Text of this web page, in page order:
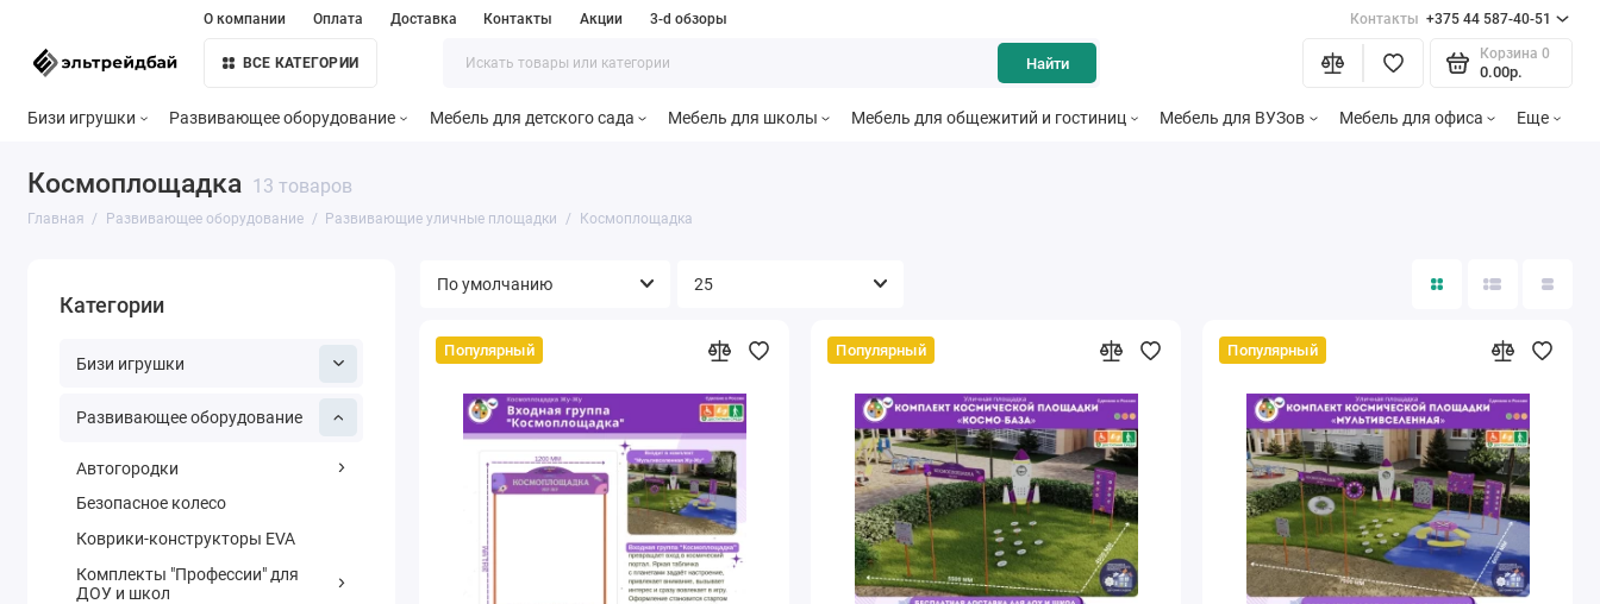
О компании Оплата Доставка Контакты Акции 3-d обзоры Контакты +375 44 587-40-51
ВСЕ КАТЕГОРИИ Найти
Корзина 0
0.00р.
Бизи игрушки Развивающее оборудование Мебель для детского сада Мебель для школы Мебель для общежитий и гостиниц Мебель для ВУЗов Мебель для офиса Еще
Космоплощадка 13 товаров
Главная Развивающее оборудование Развивающие уличные площадки Космоплощадка
Категории
Бизи игрушки
Развивающее оборудование
Автогородки
Безопасное колесо
Коврики-конструкторы EVA
Комплекты "Профессии" для
ДОУ и школ
Популярный Популярный Популярный